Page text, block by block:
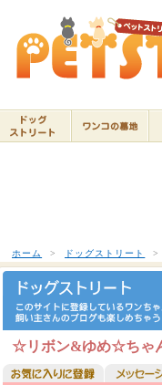
ホーム > ドッグストリート >
☆リボン&ゆめ☆ちゃ